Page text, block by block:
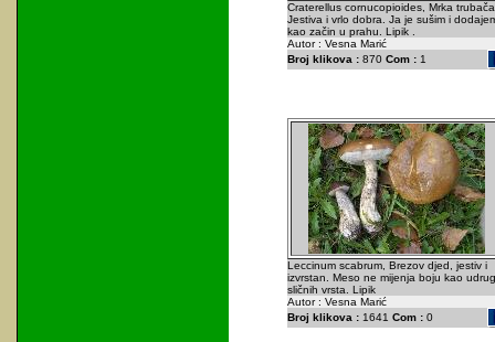
Craterellus cornucopioides, Mrka
Jestiva i vrlo dobra. Ja je sušim i
kao začin u prahu. Lipik .
Autor : Vesna Marić
Broj klikova :870 Com :1
Leccinum scabrum, Brezov djed, jestiv i
izvrstan. Meso ne mijenja boju kao
sličnih vrsta. Lipik
Autor : Vesna Marić
Broj klikova :1641 Com :0